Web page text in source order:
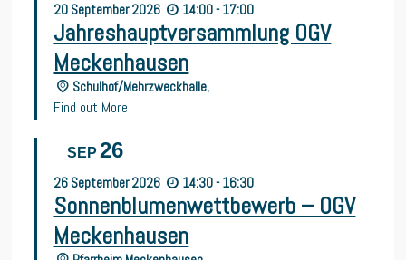
20 September2026 14:00 - 17:00
Jahreshauptversammlung OGV
Meckenhausen
Schulhof/Mehrzweckhalle,
Find out More
SEP 26
26 September2026 14:30 - 16:30
Sonnenblumenwettbewerb – OGV
Meckenhausen